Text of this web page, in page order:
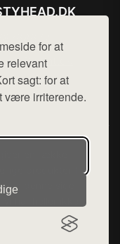
for at
relevant
sagt: for at
være irriterende.
hej@want.dk
og privatlivspolitik
en række
produkter fra
fra denne side - vi